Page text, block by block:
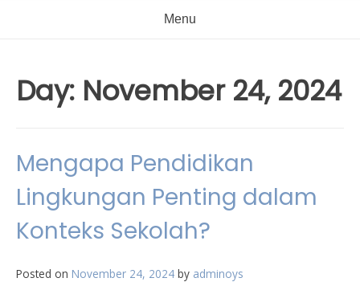
Menu
Day: November 24, 2024
Mengapa Pendidikan
Lingkungan Penting dalam
Konteks Sekolah?
Posted on November 24, 2024 by adminoys